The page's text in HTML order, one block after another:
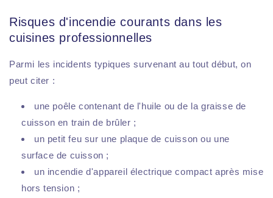
Risques d'incendie courants dans les
cuisines professionnelles
Parmi les incidents typiques survenant au tout début, on
peut citer :
une poêle contenant de l'huile ou de la graisse de
cuisson en train de brûler ;
un petit feu sur une plaque de cuisson ou une
surface de cuisson ;
un incendie d'appareil électrique compact après mise
hors tension ;